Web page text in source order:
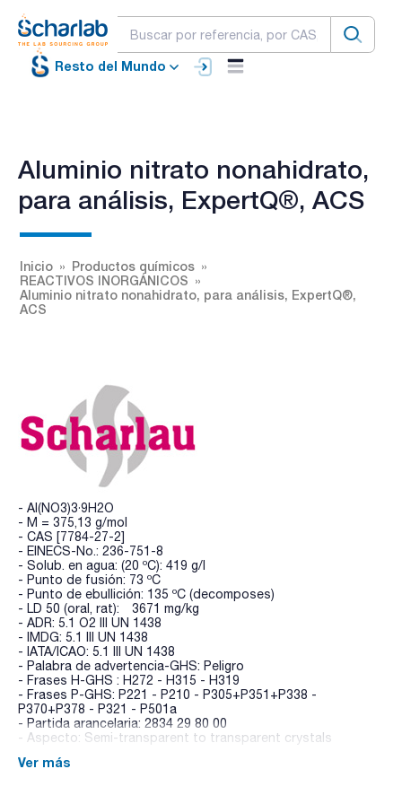
Resto del Mundo
Aluminio nitrato nonahidrato,
para análisis, ExpertQ®, ACS
Inicio
Productos químicos
REACTIVOS INORGÁNICOS
Aluminio nitrato nonahidrato, para análisis, ExpertQ®,
ACS
- Al(NO3)3·9H2O
- M = 375,13 g/mol
- CAS [7784-27-2]
- EINECS-No.: 236-751-8
- Solub. en agua: (20 ºC): 419 g/l
- Punto de fusión: 73 ºC
- Punto de ebullición: 135 ºC (decomposes)
- LD 50 (oral, rat): 3671 mg/kg
- ADR: 5.1 O2 III UN 1438
- IMDG: 5.1 III UN 1438
- IATA/ICAO: 5.1 III UN 1438
- Palabra de advertencia-GHS: Peligro
- Frases H-GHS : H272 - H315 - H319
- Frases P-GHS: P221 - P210 - P305+P351+P338 -
P370+P378 - P321 - P501a
- Partida arancelaria: 2834 29 80 00
- Aspecto: Semi-transparent to transparent crystals
ESPECIFICACIONES
Ver más